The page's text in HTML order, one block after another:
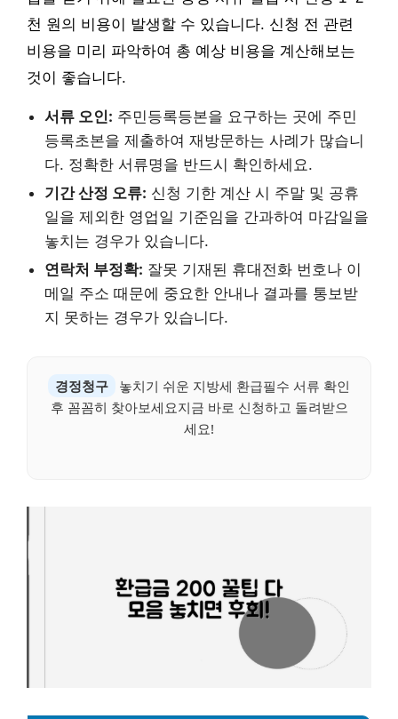
천 원의 비용이 발생할 수 있습니다. 신청 전 관련
비용을 미리 파악하여 총 예상 비용을 계산해보는
것이 좋습니다.
서류 오인: 주민등록등본을 요구하는 곳에 주민
등록초본을 제출하여 재방문하는 사례가 많습니
다. 정확한 서류명을 반드시 확인하세요.
기간 산정 오류: 신청 기한 계산 시 주말 및 공휴
일을 제외한 영업일 기준임을 간과하여 마감일을
놓치는 경우가 있습니다.
연락처 부정확: 잘못 기재된 휴대전화 번호나 이
메일 주소 때문에 중요한 안내나 결과를 통보받
지 못하는 경우가 있습니다.
경정청구
놓치기 쉬운 지방세 환급필수 서류 확인
후 꼼꼼히 찾아보세요지금 바로 신청하고 돌려받으
세요!